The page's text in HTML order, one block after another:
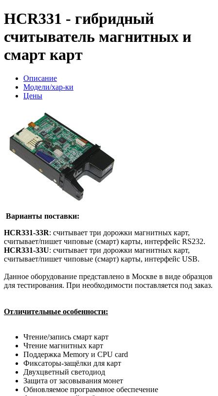
HCR331 - гибридный
считыватель магнитных и
смарт карт
Описание
Модели/хар-ки
Цены
Варианты поставки:
HCR331-33R: считывает три дорожки магнитных карт,
считывает/пишет чиповые (смарт) карты, интерфейс RS232.
HCR331-33U: считывает три дорожки магнитных карт,
считывает/пишет чиповые (смарт) карты, интерфейс USB.
Данное оборудование представлено в Москве в виде образцов
для тестирования. При необходимости поставляется под заказ.
Отличительные особенности:
Чтение/запись смарт карт
Чтение магнитных карт
Поддержка Memory и CPU card
Фиксаторы-защёлки для карт
Двухцветный светодиод
Защита от засовывания монет
Обновляемое программное обеспечение